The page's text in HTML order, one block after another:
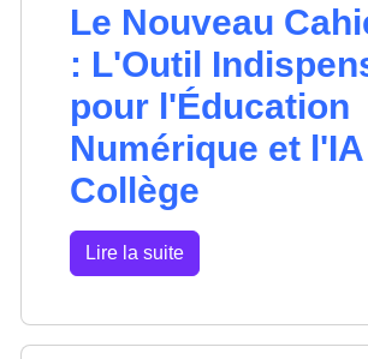
Le Nouveau
: L'Outil
pour l'Éducation
Numérique et
Collège
Lire la suite